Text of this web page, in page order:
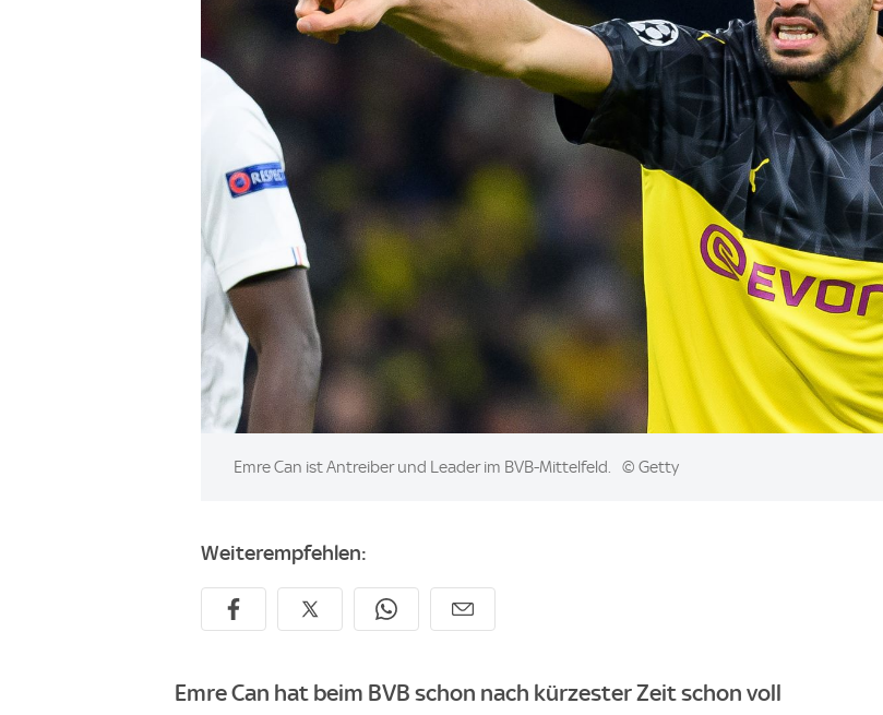
Image:
Emre Can ist Antreiber und Leader im BVB-Mittelfeld. © Getty
Weiterempfehlen:
Emre Can hat beim BVB schon nach kürzester Zeit schon voll